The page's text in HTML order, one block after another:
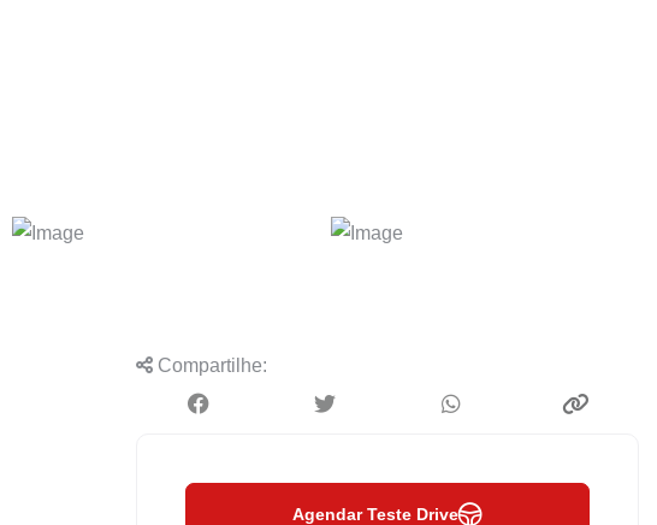
Compartilhe:
Agendar Teste Drive